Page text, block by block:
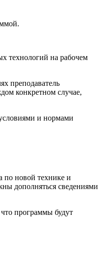
технологий на рабочем
преподаватель
конкретном случае,
и нормами
по новой технике и
дополняться сведениями
программы будут